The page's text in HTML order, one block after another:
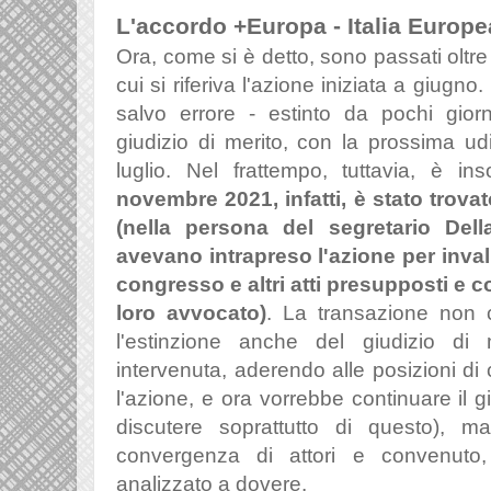
L'accordo +Europa - Italia
Ora, come si è detto, sono passati
cui si riferiva l'azione iniziata a
salvo errore - estinto da pochi
giudizio di merito, con la prossima
luglio. Nel frattempo, tuttavia, è
novembre 2021, infatti, è stato
(nella persona del segretario
avevano intrapreso l'azione per
congresso e altri atti presupposti e
loro avvocato). La transazione non
l'estinzione anche del giudizio di
intervenuta, aderendo alle posizioni
l'azione, e ora vorrebbe continuare il
discutere soprattutto di questo),
convergenza di attori e
analizzato a dovere.